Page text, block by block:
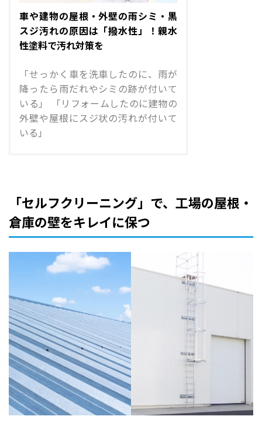
車や建物の屋根・外壁の雨シミ・黒
スジ汚れの原因は「撥水性」！親水
性塗料で汚れ対策を
「せっかく車を洗車したのに、雨が
降ったら雨だれやシミの跡が付いて
いる」 「リフォームしたのに建物の
外壁や屋根にスジ状の汚れが付いて
いる」
「セルフクリーニング」で、工場の屋根・
倉庫の壁をキレイに保つ